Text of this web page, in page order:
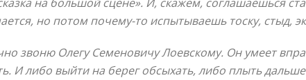
но потом почему-то испытываешь тоску, стыд,
звоню Олегу Семеновичу Лоевскому. Он умеет
И либо выйти на берег обсыхать, либо плыть